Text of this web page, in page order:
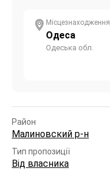
Місцезнаходження
Одеса
Одеська обл.
Район
Малиновский р-н
Тип пропозиції
Від власника